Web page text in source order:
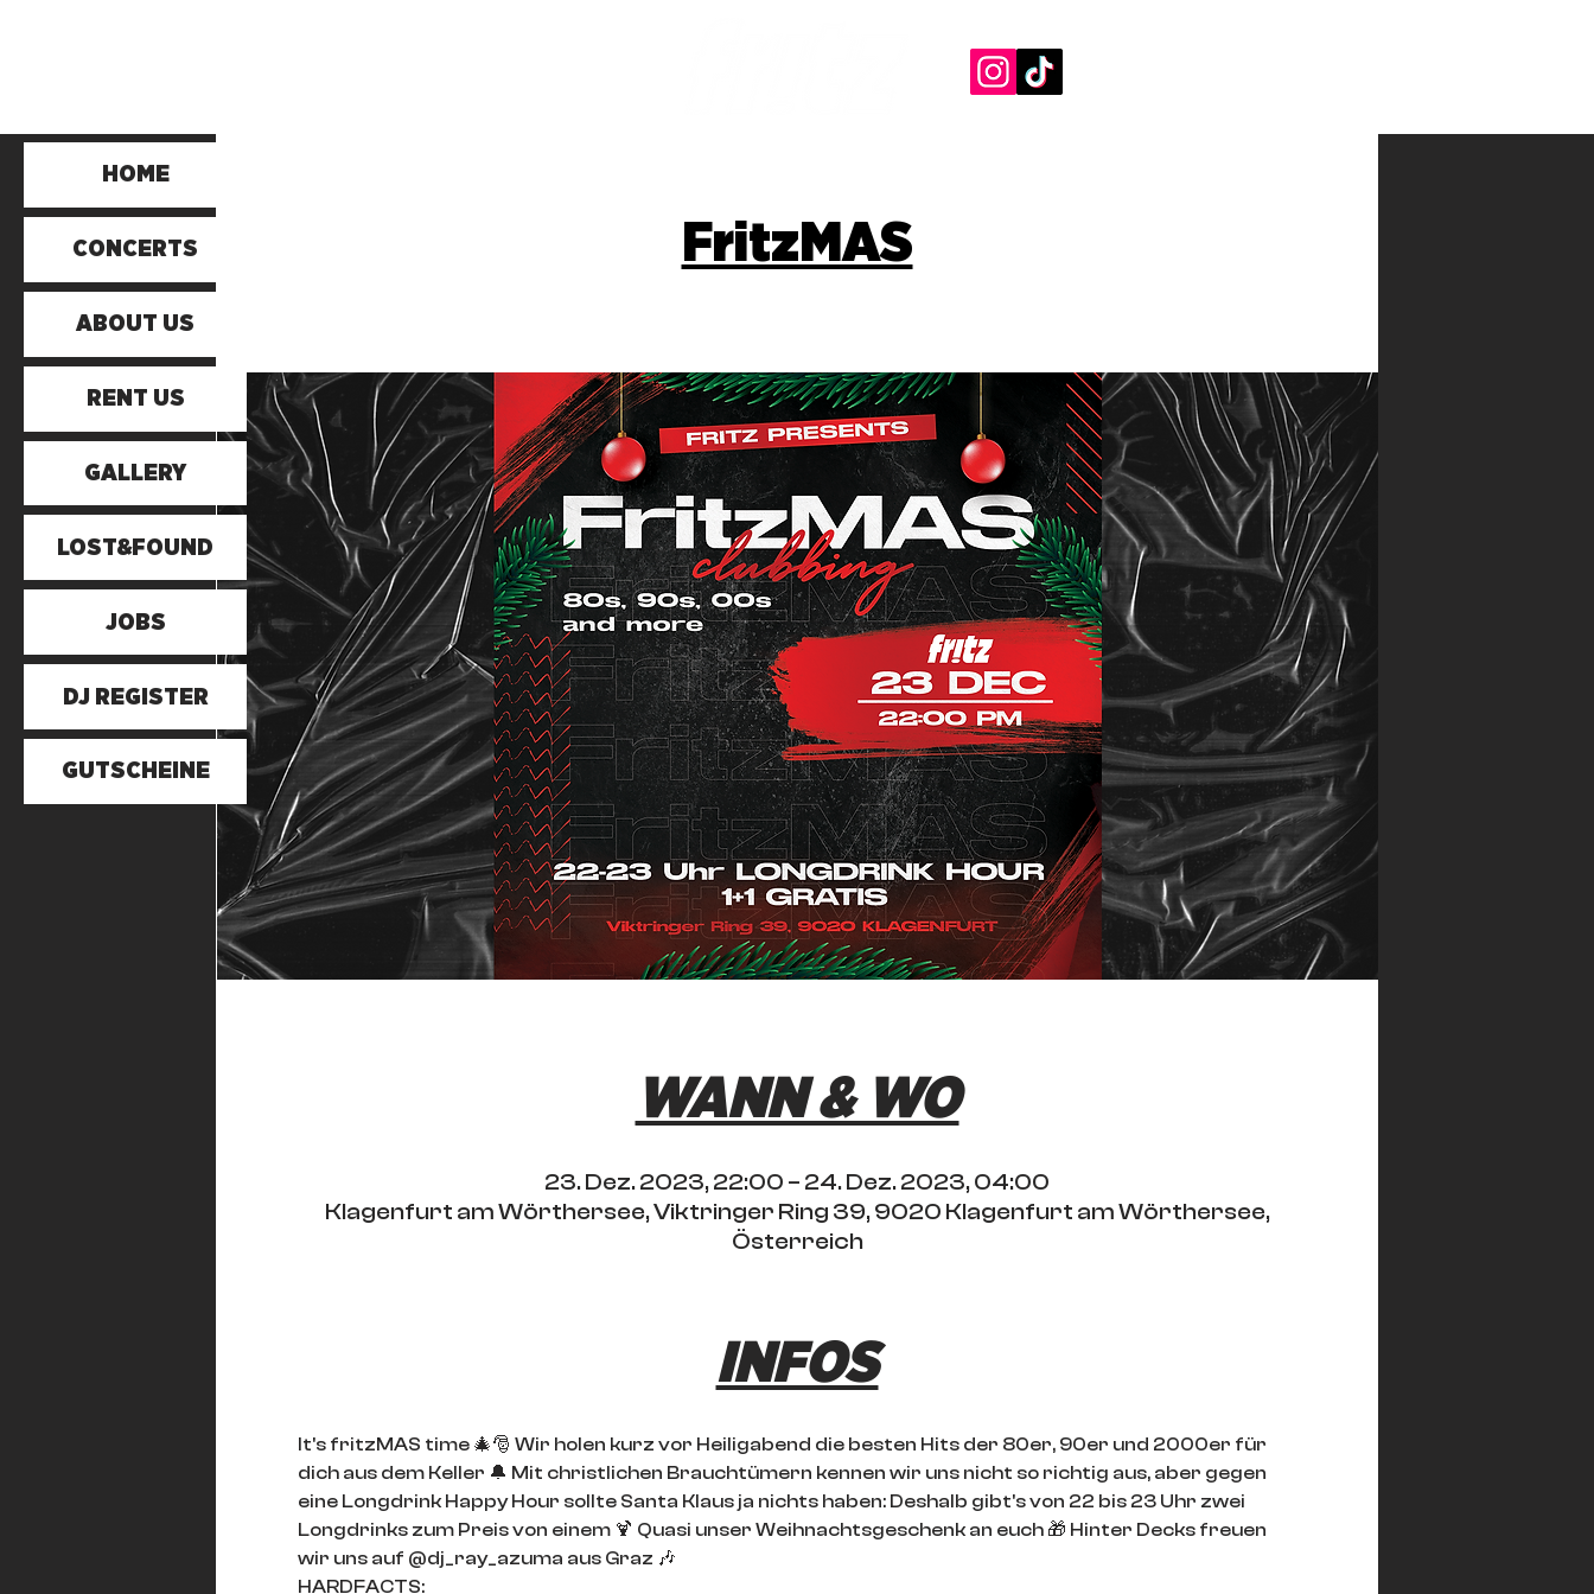
HOME
CONCERTS
ABOUT US
RENT US
GALLERY
LOST&FOUND
JOBS
DJ REGISTER
GUTSCHEINE
FritzMAS
WANN & WO
23. Dez. 2023, 22:00 – 24. Dez. 2023, 04:00
Klagenfurt am Wörthersee, Viktringer Ring 39, 9020 Klagenfurt am Wörthersee,
Österreich
INFOS
It's fritzMAS time 🎄🎅 Wir holen kurz vor Heiligabend die besten Hits der 80er, 90er und 2000er für
dich aus dem Keller 🔔 Mit christlichen Brauchtümern kennen wir uns nicht so richtig aus, aber gegen
eine Longdrink Happy Hour sollte Santa Klaus ja nichts haben: Deshalb gibt's von 22 bis 23 Uhr zwei
Longdrinks zum Preis von einem 🍹 Quasi unser Weihnachtsgeschenk an euch 🎁 Hinter Decks freuen
wir uns auf @dj_ray_azuma aus Graz 🎶
HARDFACTS: